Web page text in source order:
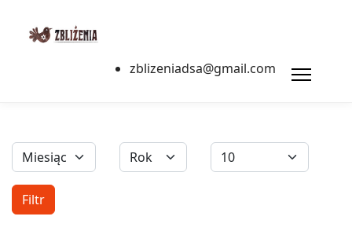
zblizeniadsa@gmail.com
Filtry
Miesiąc Rok Pokaż #
Filtr